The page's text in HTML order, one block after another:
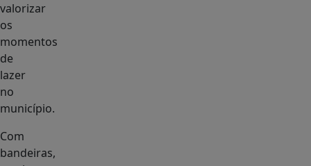
valorizar
os
momentos
de
lazer
no
município.
Com
bandeiras,